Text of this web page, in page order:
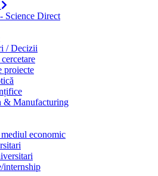
Science Direct
/ Decizii
proiecte
& Manufacturing
economic
internship